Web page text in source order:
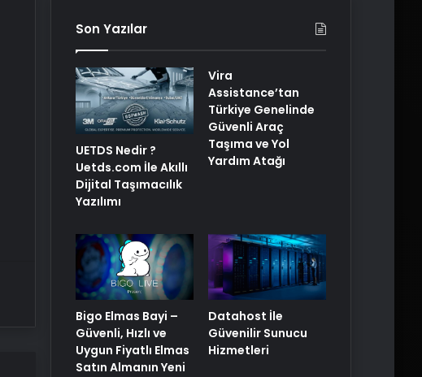
Son Yazılar
UETDS Nedir ?
Uetds.com İle Akıllı
Dijital Taşımacılık
Yazılımı
Vira
Assistance’tan
Türkiye Genelinde
Güvenli Araç
Taşıma ve Yol
Yardım Atağı
Bigo Elmas Bayi –
Güvenli, Hızlı ve
Uygun Fiyatlı Elmas
Satın Almanın Yeni
Datahost İle
Güvenilir Sunucu
Hizmetleri